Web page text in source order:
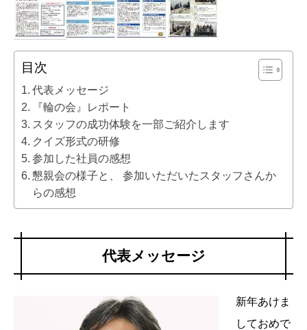
目次
代表メッセージ
『輪の会』レポート
スタッフの成功体験を一部ご紹介します
クイズ形式の研修
参加した社員の感想
懇親会の様子と、 参加いただいたスタッフさんか
らの感想
代表メッセージ
新年あけま
しておめで